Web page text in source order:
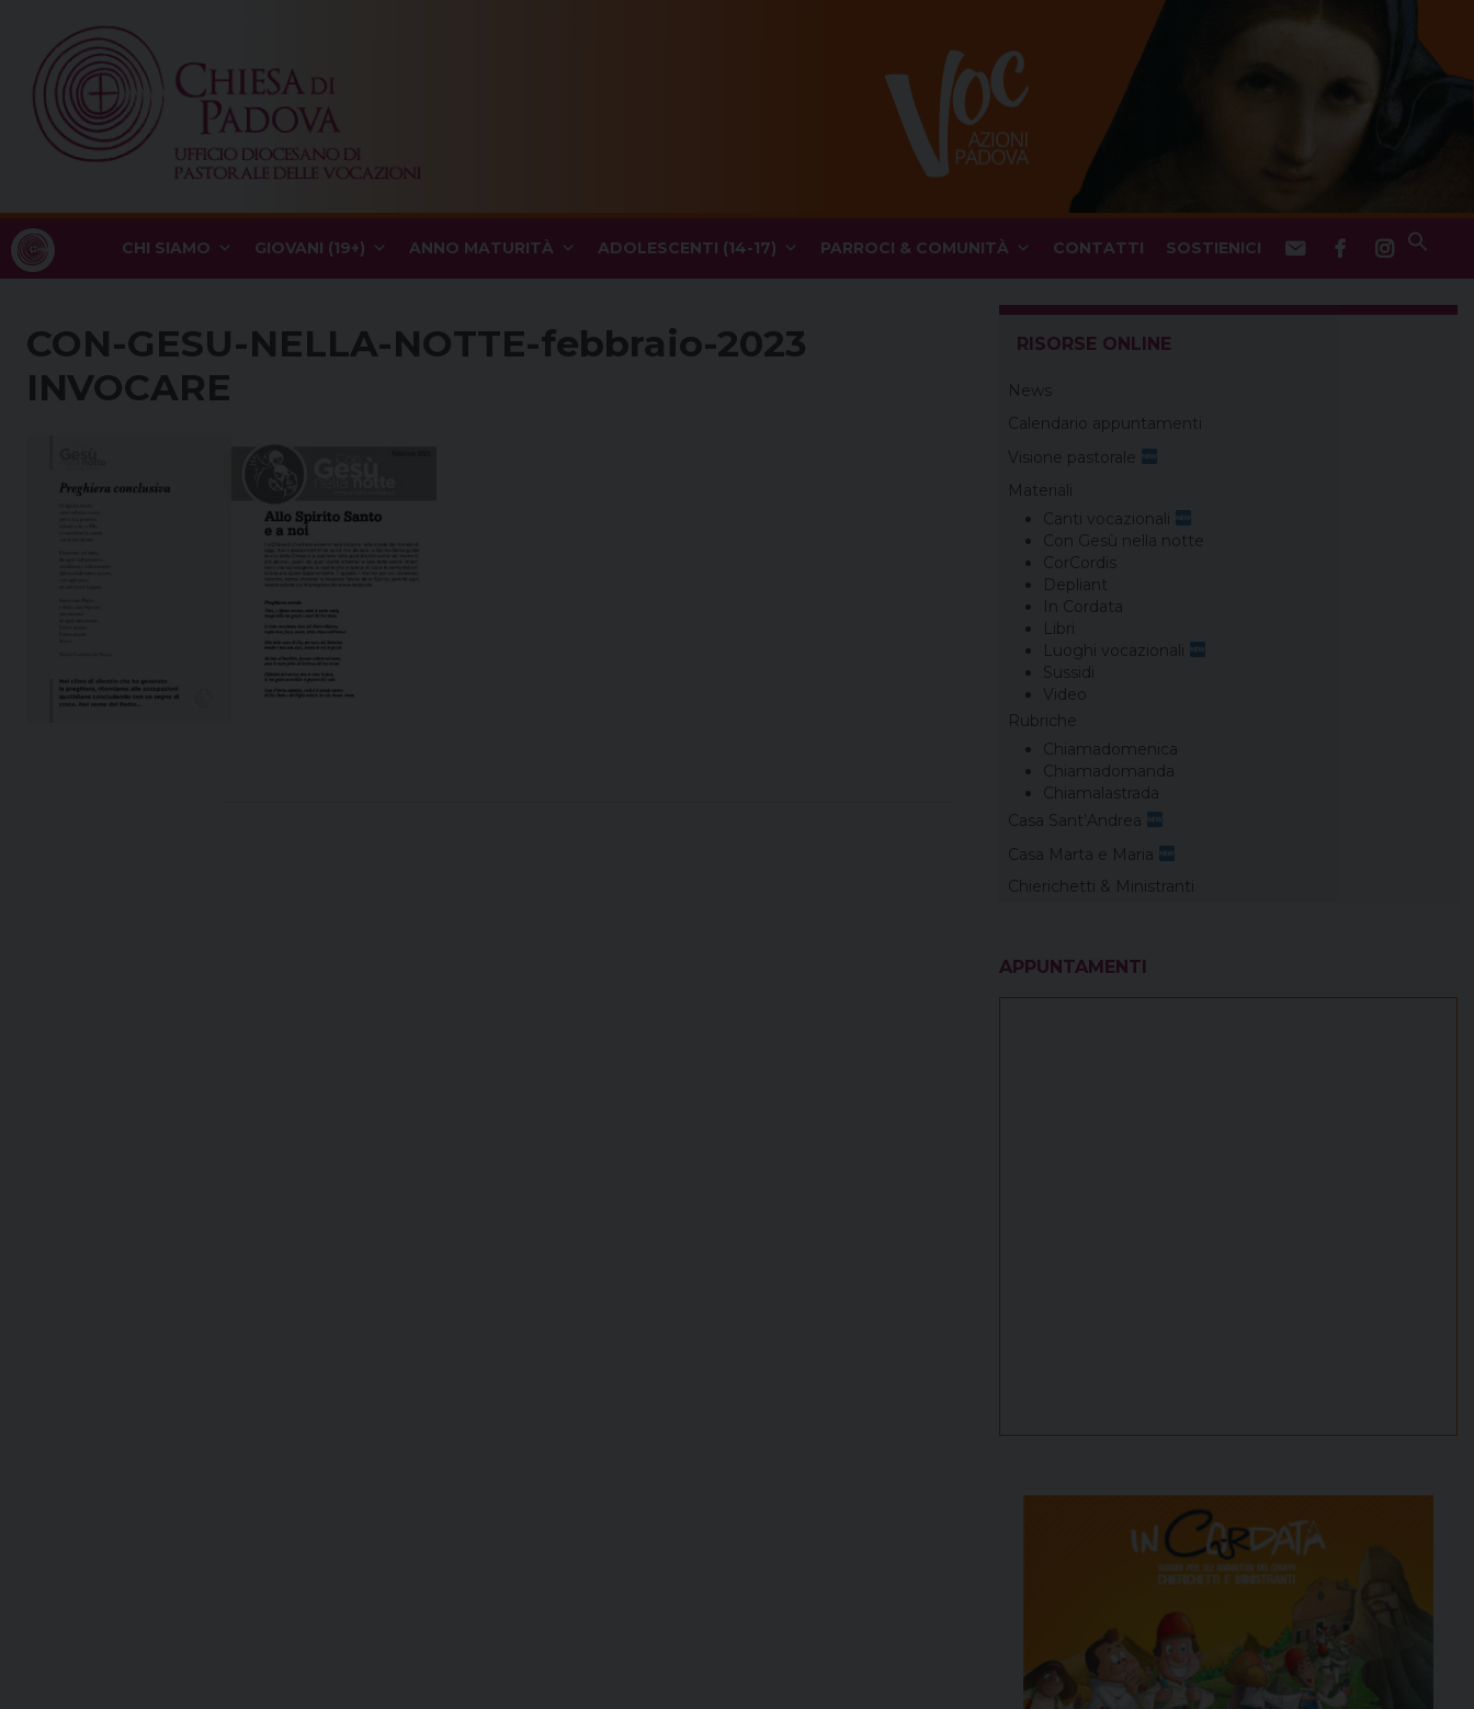
content
CHI SIAMO GIOVANI (19+) ANNO MATURITÀ ADOLESCENTI (14-17) PARROCI & COMUNITÀ CONTATTI SOSTIENICI
CON-GESU-NELLA-NOTTE-febbraio-2023
INVOCARE
RISORSE ONLINE
News
Calendario appuntamenti
Visione pastorale
Materiali
Canti vocazionali
Con Gesù nella notte
CorCordis
Depliant
In Cordata
Libri
Luoghi vocazionali
Sussidi
Video
Rubriche
Chiamadomenica
Chiamadomanda
Chiamalastrada
Casa Sant’Andrea
Casa Marta e Maria
Chierichetti & Ministranti
APPUNTAMENTI